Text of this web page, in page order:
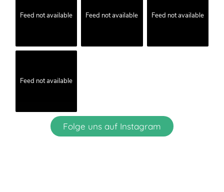
Feed not available Feed not available Feed not available
Feed not available
Folge uns auf Instagram